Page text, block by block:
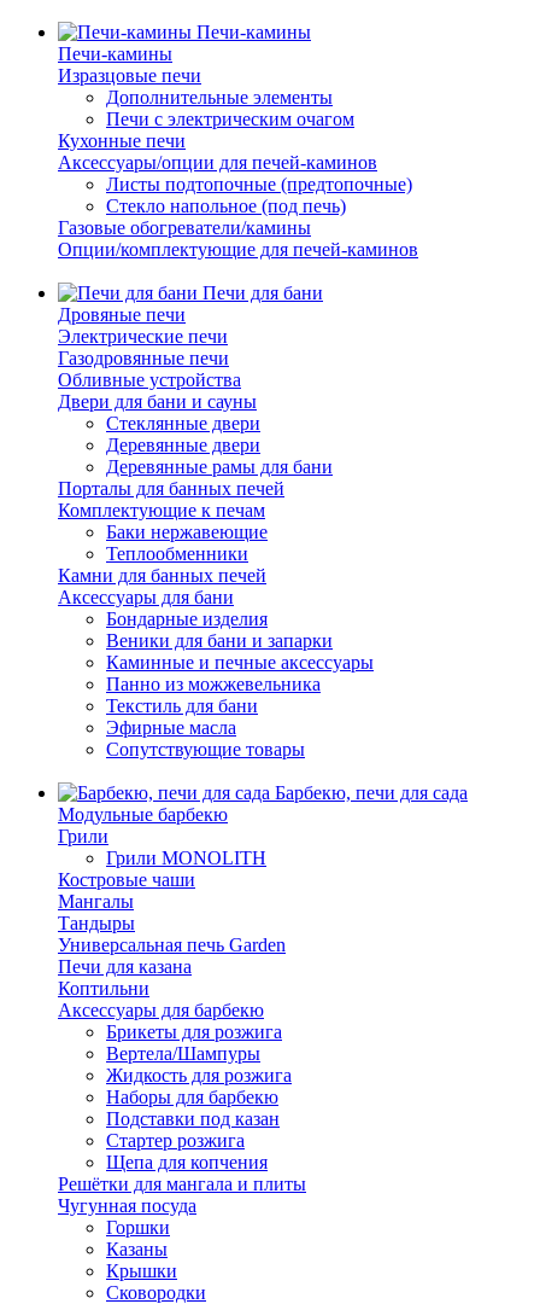
Печи-камины
Печи-камины
Изразцовые печи
Дополнительные элементы
Печи с электрическим очагом
Кухонные печи
Аксессуары/опции для печей-каминов
Листы подтопочные (предтопочные)
Стекло напольное (под печь)
Газовые обогреватели/камины
Опции/комплектующие для печей-каминов
Печи для бани
Дровяные печи
Электрические печи
Газодровянные печи
Обливные устройства
Двери для бани и сауны
Стеклянные двери
Деревянные двери
Деревянные рамы для бани
Порталы для банных печей
Комплектующие к печам
Баки нержавеющие
Теплообменники
Камни для банных печей
Аксессуары для бани
Бондарные изделия
Веники для бани и запарки
Каминные и печные аксессуары
Панно из можжевельника
Текстиль для бани
Эфирные масла
Сопутствующие товары
Барбекю, печи для сада
Модульные барбекю
Грили
Грили MONOLITH
Костровые чаши
Мангалы
Тандыры
Универсальная печь Garden
Печи для казана
Коптильни
Аксессуары для барбекю
Брикеты для розжига
Вертела/Шампуры
Жидкость для розжига
Наборы для барбекю
Подставки под казан
Стартер розжига
Щепа для копчения
Решётки для мангала и плиты
Чугунная посуда
Горшки
Казаны
Крышки
Сковородки